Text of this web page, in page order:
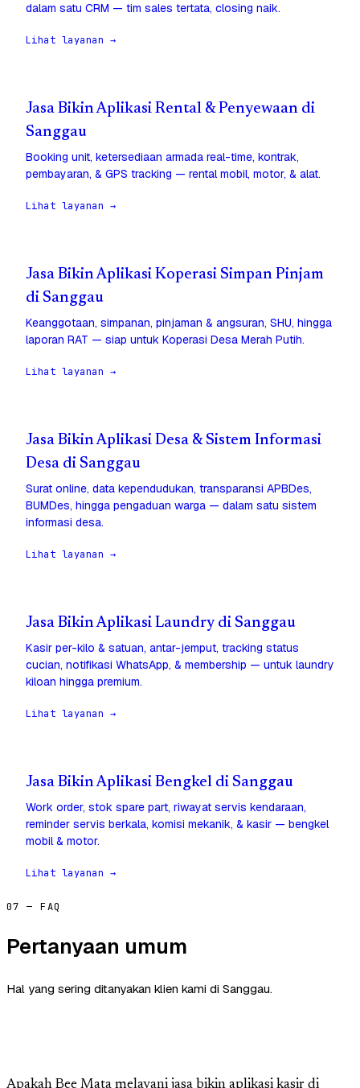
dalam satu CRM — tim sales tertata, closing naik.
Lihat layanan →
Jasa Bikin Aplikasi Rental & Penyewaan di
Sanggau
Booking unit, ketersediaan armada real-time, kontrak,
pembayaran, & GPS tracking — rental mobil, motor, & alat.
Lihat layanan →
Jasa Bikin Aplikasi Koperasi Simpan Pinjam
di Sanggau
Keanggotaan, simpanan, pinjaman & angsuran, SHU, hingga
laporan RAT — siap untuk Koperasi Desa Merah Putih.
Lihat layanan →
Jasa Bikin Aplikasi Desa & Sistem Informasi
Desa di Sanggau
Surat online, data kependudukan, transparansi APBDes,
BUMDes, hingga pengaduan warga — dalam satu sistem
informasi desa.
Lihat layanan →
Jasa Bikin Aplikasi Laundry di Sanggau
Kasir per-kilo & satuan, antar-jemput, tracking status
cucian, notifikasi WhatsApp, & membership — untuk laundry
kiloan hingga premium.
Lihat layanan →
Jasa Bikin Aplikasi Bengkel di Sanggau
Work order, stok spare part, riwayat servis kendaraan,
reminder servis berkala, komisi mekanik, & kasir — bengkel
mobil & motor.
Lihat layanan →
07 — FAQ
Pertanyaan umum
Hal yang sering ditanyakan klien kami di Sanggau.